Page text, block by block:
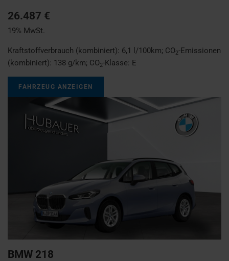
26.487 €
19% MwSt.
Kraftstoffverbrauch (kombiniert): 6,1 l/100km; CO2-Emissionen
(kombiniert): 138 g/km; CO2-Klasse: E
FAHRZEUG ANZEIGEN
BMW 218